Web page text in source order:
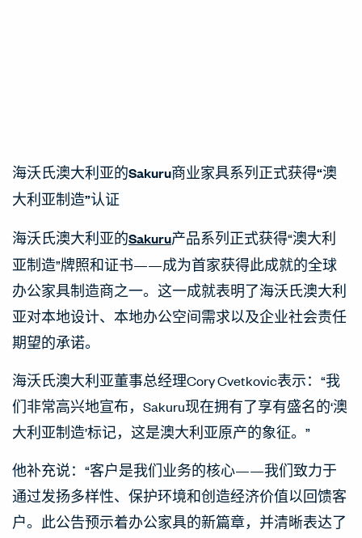
海沃氏澳大利亚的Sakuru商业家具系列正式获得“澳
大利亚制造”认证
海沃氏澳大利亚的Sakuru产品系列正式获得“澳大利
亚制造”牌照和证书——成为首家获得此成就的全球
办公家具制造商之一。这一成就表明了海沃氏澳大利
亚对本地设计、本地办公空间需求以及企业社会责任
期望的承诺。
海沃氏澳大利亚董事总经理Cory Cvetkovic表示：“我
们非常高兴地宣布，Sakuru现在拥有了享有盛名的‘澳
大利亚制造’标记，这是澳大利亚原产的象征。”
他补充说：“客户是我们业务的核心——我们致力于
通过发扬多样性、保护环境和创造经济价值以回馈客
户。此公告预示着办公家具的新篇章，并清晰表达了